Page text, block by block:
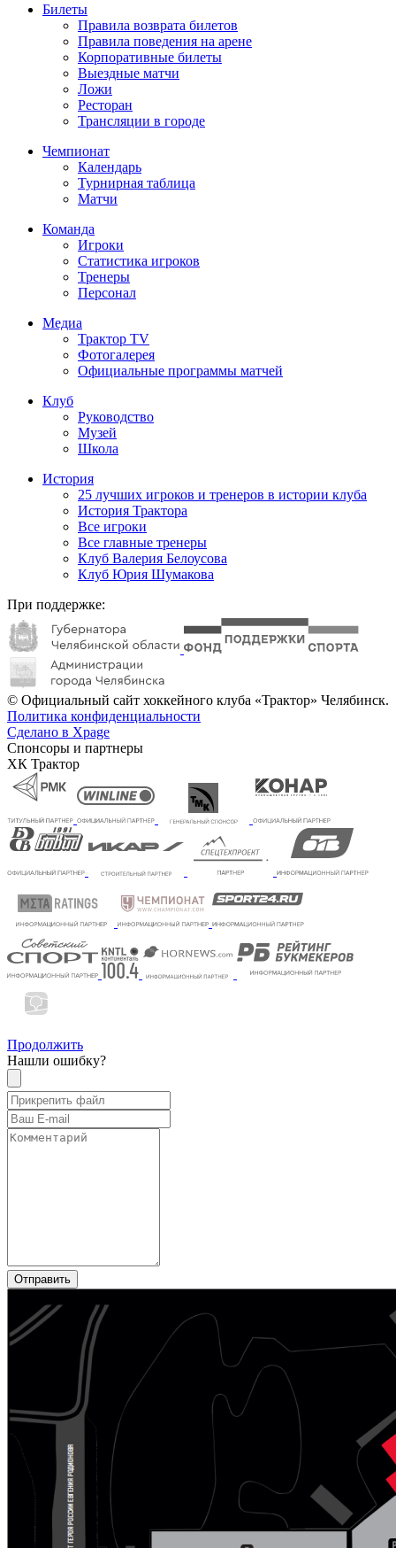
Билеты
Правила возврата билетов
Правила поведения на арене
Корпоративные билеты
Выездные матчи
Ложи
Ресторан
Трансляции в городе
Чемпионат
Календарь
Турнирная таблица
Матчи
Команда
Игроки
Статистика игроков
Тренеры
Персонал
Медиа
Трактор TV
Фотогалерея
Официальные программы матчей
Клуб
Руководство
Музей
Школа
История
25 лучших игроков и тренеров в истории клуба
История Трактора
Все игроки
Все главные тренеры
Клуб Валерия Белоусова
Клуб Юрия Шумакова
При поддержке:
© Официальный сайт хоккейного клуба «Трактор» Челябинск.
Политика конфиденциальности
Сделано в Xpage
Спонсоры и партнеры
ХК Трактор
Продолжить
Нашли ошибку?